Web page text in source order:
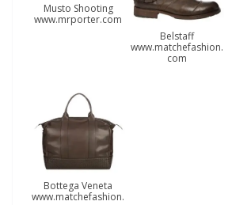
Musto Shooting
www.mrporter.com
Belstaff
www.matchefashion.
com
Bottega Veneta
www.matchefashion.